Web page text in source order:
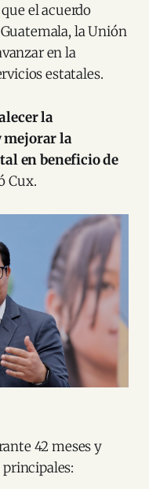
el acuerdo
la Unión
en la
estatales.
la
mejorar la
en beneficio de
Cux.
42 meses y